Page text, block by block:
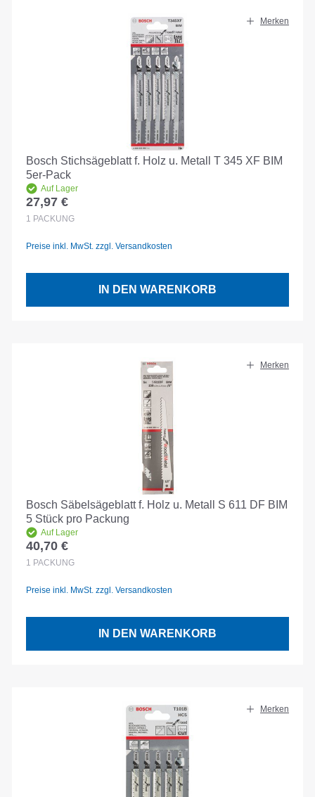
Merken
Bosch Stichsägeblatt f. Holz u. Metall T 345 XF BIM
5er-Pack
Auf Lager
Regulärer Preis:
27,97 €
1 PACKUNG
Preise inkl. MwSt. zzgl. Versandkosten
IN DEN WARENKORB
Merken
Bosch Säbelsägeblatt f. Holz u. Metall S 611 DF BIM
5 Stück pro Packung
Auf Lager
Regulärer Preis:
40,70 €
1 PACKUNG
Preise inkl. MwSt. zzgl. Versandkosten
IN DEN WARENKORB
Merken